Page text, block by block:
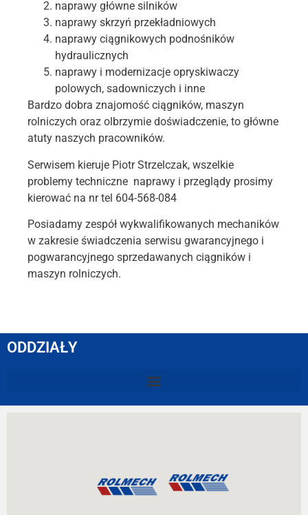
naprawy główne silników
naprawy skrzyń przekładniowych
naprawy ciągnikowych podnośników
hydraulicznych
naprawy i modernizacje opryskiwaczy
polowych, sadowniczych i inne
Bardzo dobra znajomość ciągników, maszyn
rolniczych oraz olbrzymie doświadczenie, to główne
atuty naszych pracowników.
Serwisem kieruje Piotr Strzelczak, wszelkie
problemy techniczne naprawy i przeglądy prosimy
kierować na nr tel 604-568-084
Posiadamy zespół wykwalifikowanych mechaników
w zakresie świadczenia serwisu gwarancyjnego i
pogwarancyjnego sprzedawanych ciągników i
maszyn rolniczych.
ODDZIAŁY